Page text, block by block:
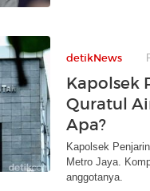
detikNews
Kapolsek
Quratul
Apa?
Kapolsek
Metro Jaya.
anggotanya.